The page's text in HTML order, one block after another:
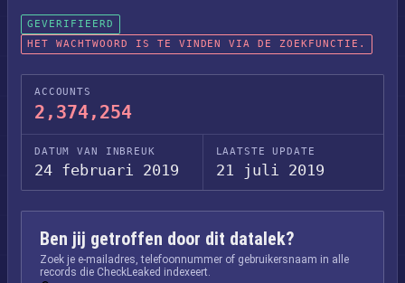
GEVERIFIEERD
HET WACHTWOORD IS TE VINDEN VIA DE ZOEKFUNCTIE.
ACCOUNTS
2,374,254
DATUM VAN INBREUK
24 februari 2019
LAATSTE UPDATE
21 juli 2019
Ben jij getroffen door dit datalek?
Zoek je e-mailadres, telefoonnummer of gebruikersnaam in alle
records die CheckLeaked indexeert.